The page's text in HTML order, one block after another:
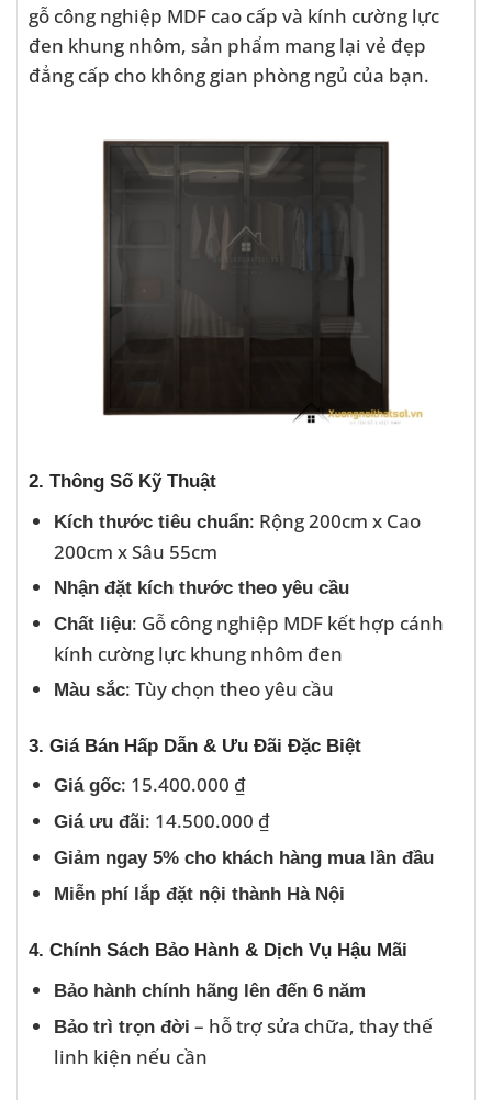
gỗ công nghiệp MDF cao cấp và kính cường lực
đen khung nhôm, sản phẩm mang lại vẻ đẹp
đẳng cấp cho không gian phòng ngủ của bạn.
2. Thông Số Kỹ Thuật
Kích thước tiêu chuẩn: Rộng 200cm x Cao
200cm x Sâu 55cm
Nhận đặt kích thước theo yêu cầu
Chất liệu: Gỗ công nghiệp MDF kết hợp cánh
kính cường lực khung nhôm đen
Màu sắc: Tùy chọn theo yêu cầu
3. Giá Bán Hấp Dẫn & Ưu Đãi Đặc Biệt
Giá gốc: 15.400.000 ₫
Giá ưu đãi: 14.500.000 ₫
Giảm ngay 5% cho khách hàng mua lần đầu
Miễn phí lắp đặt nội thành Hà Nội
4. Chính Sách Bảo Hành & Dịch Vụ Hậu Mãi
Bảo hành chính hãng lên đến 6 năm
Bảo trì trọn đời – hỗ trợ sửa chữa, thay thế
linh kiện nếu cần